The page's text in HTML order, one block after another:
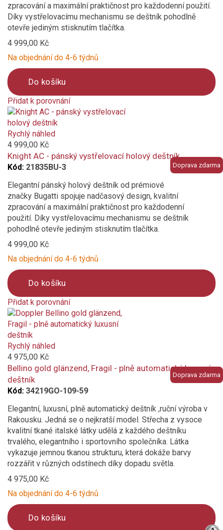
zpracování a maximální praktičnost pro každodenní použití.
Díky vystřelovacímu mechanismu se deštník pohodlně
otevře jediným stisknutím tlačítka.
4 999,00 Kč
Na objednání do 4-6 týdnů
Do košíku
Přidat k porovnání
Product
is
added
to
compare
Doprava zdarma
Rychlý náhled
4 999,00 Kč
Knight AC - pánský vystřelovací holový deštník
Kód: 21835BU-3
Elegantní pánský holový deštník od prémiové
značky Bugatti spojuje nadčasový design, kvalitní
zpracování a maximální praktičnost pro každodenní
použití. Díky vystřelovacímu mechanismu se deštník
pohodlně otevře jediným stisknutím tlačítka.
4 999,00 Kč
Na objednání do 4-6 týdnů
Do košíku
Přidat k porovnání
Product
is
added
to
compare
Doprava zdarma
Rychlý náhled
4 975,00 Kč
Bellino gold glänzend, Fragil - plně automatický luxusní
deštník
Kód: 34219GO-109-59
Elegantní, luxusní, plně automatický deštník ,ruční výroba v
Rakousku. Jedná se o nejkratší model. Střecha z vysoce
kvalitní tkané italské látky udělá z každého deštníku
trvalého, elegantního i sportovního společníka. Látka
vykazuje jemnou tkanou strukturu, která dokáže barvy
rozzářit v různých odstínech díky dopadu světla.
4 975,00 Kč
Na objednání do 4-6 týdnů
Do košíku